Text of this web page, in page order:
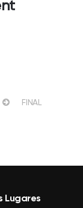
FINAL
Lugares